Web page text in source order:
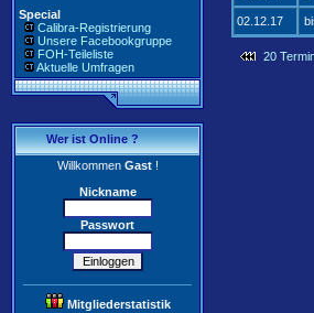
Special
Calibra-Registrierung
Unsere Facebookgruppe
FOH-Teileliste
Aktuelle Umfragen
Wer ist Online ?
WillkommenGast!
Nickname
Passwort
Mitgliederstatistik
02.12.17
20